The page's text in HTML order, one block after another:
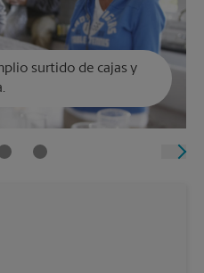
surtido de cajas y